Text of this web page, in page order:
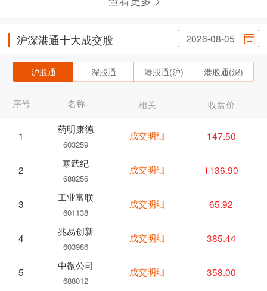
沪深港通十大成交股 2026-08-05
沪股通 深股通 港股通(沪) 港股通(深)
序号 名称
1
药明康德
603259
2
寒武纪
688256
3
工业富联
601138
4
兆易创新
603986
5
中微公司
688012
相关 收盘价
成交明细 147.50
成交明细 1136.90
成交明细 65.92
成交明细 385.44
成交明细 358.00